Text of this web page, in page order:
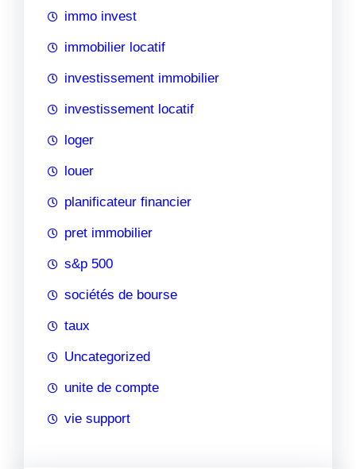
immo invest
immobilier locatif
investissement immobilier
investissement locatif
loger
louer
planificateur financier
pret immobilier
s&p 500
sociétés de bourse
taux
Uncategorized
unite de compte
vie support